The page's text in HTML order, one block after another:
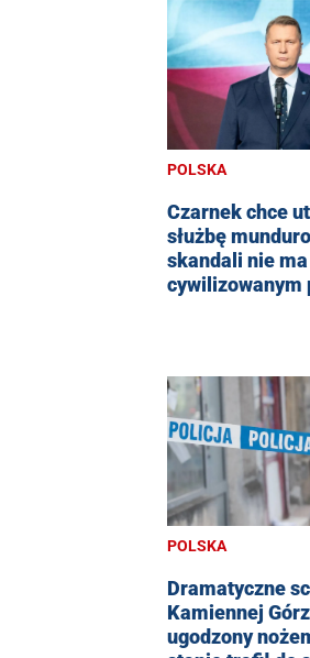
POLSKA
Czarnek chce
służbę
skandali nie
cywilizowanym
POLSKA
Dramatyczne
Kamiennej
ugodzony